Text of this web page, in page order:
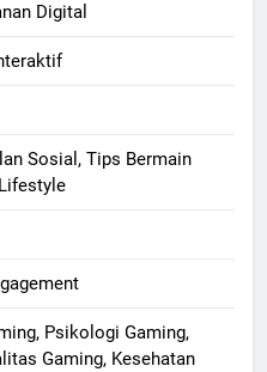
Digital
Sosial, Tips Bermain
Psikologi Gaming,
Gaming, Kesehatan